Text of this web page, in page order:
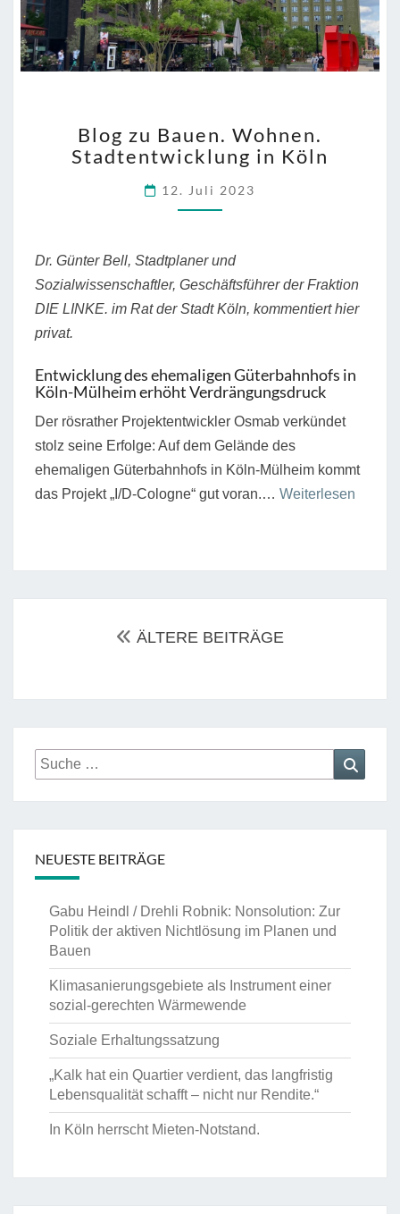
ZU
BAUEN.
STADTENTWICKLUNG
IN
Blog zu Bauen. Wohnen.
Stadtentwicklung in Köln
12. Juli 2023
Dr. Günter Bell, Stadtplaner und
Sozialwissenschaftler, Geschäftsführer der Fraktion
DIE LINKE. im Rat der Stadt Köln, kommentiert hier
privat.
Entwicklung des ehemaligen Güterbahnhofs in
Köln-Mülheim erhöht Verdrängungsdruck
Der rösrather Projektentwickler Osmab verkündet
stolz seine Erfolge: Auf dem Gelände des
ehemaligen Güterbahnhofs in Köln-Mülheim kommt
das Projekt „I/D-Cologne“ gut voran.… Weiterlesen
ÄLTERE BEITRÄGE
Suche
nach:
NEUESTE BEITRÄGE
Gabu Heindl / Drehli Robnik: Nonsolution: Zur
Politik der aktiven Nichtlösung im Planen und
Bauen
Klimasanierungsgebiete als Instrument einer
sozial-gerechten Wärmewende
Soziale Erhaltungssatzung
„Kalk hat ein Quartier verdient, das langfristig
Lebensqualität schafft – nicht nur Rendite.“
In Köln herrscht Mieten-Notstand.